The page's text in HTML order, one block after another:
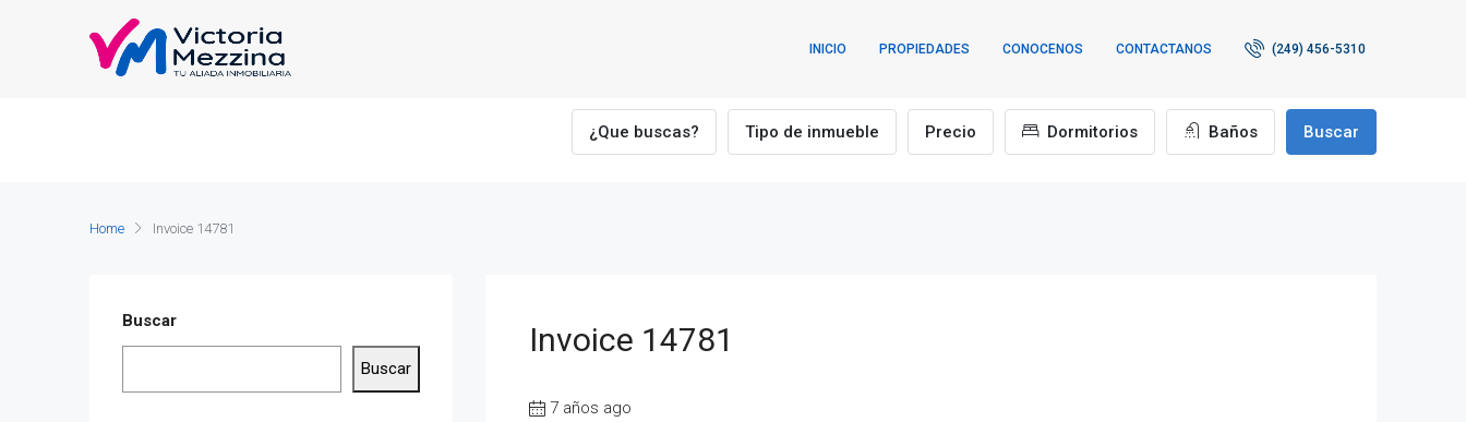
INICIO PROPIEDADES CONOCENOS CONTACTANOS (249) 456-5310
¿Que buscas? Tipo de inmueble Precio Dormitorios Baños Buscar
Home Invoice 14781
Invoice 14781
7 años ago
Buscar
Buscar